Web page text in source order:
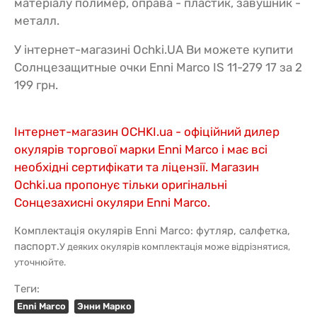
матеріалу полимер, оправа - пластик, завушник -
металл.
У інтернет-магазині Ochki.UA Ви можете купити
Солнцезащитные очки Enni Marco IS 11-279 17 за 2
199 грн.
Інтернет-магазин OCHKI.ua - офіційний дилер
окулярів торгової марки Enni Marco і має всі
необхідні сертифікати та ліцензії. Магазин
Ochki.ua пропонує тільки оригінальні
Сонцезахисні окуляри Enni Marco.
Комплектація окулярів Enni Marco: футляр, салфетка,
паспорт.У деяких окулярів комплектація може відрізнятися,
уточнюйте.
Теги:
Enni Marco Энни Марко